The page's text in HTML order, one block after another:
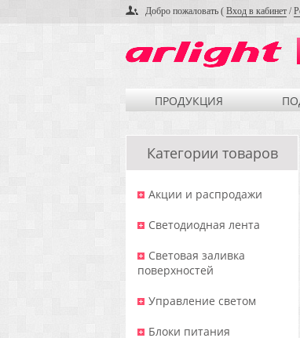
Добро пожаловать ( Вход в кабинет /
ПРОДУКЦИЯ
Категории товаров
Акции и распродажи
Светодиодная лента
Световая заливка
поверхностей
Управление светом
Блоки питания